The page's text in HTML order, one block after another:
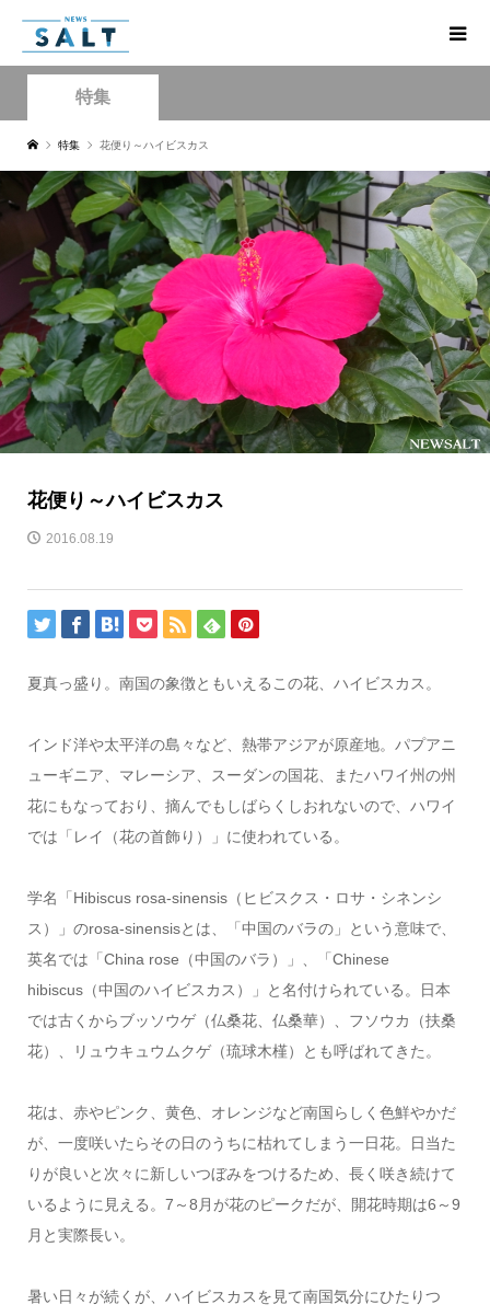
特集
特集 花便り～ハイビスカス
花便り～ハイビスカス
2016.08.19
夏真っ盛り。南国の象徴ともいえるこの花、ハイビスカス。
インド洋や太平洋の島々など、熱帯アジアが原産地。パプアニ
ューギニア、マレーシア、スーダンの国花、またハワイ州の州
花にもなっており、摘んでもしばらくしおれないので、ハワイ
では「レイ（花の首飾り）」に使われている。
学名「Hibiscus rosa-sinensis（ヒビスクス・ロサ・シネンシ
ス）」のrosa-sinensisとは、「中国のバラの」という意味で、
英名では「China rose（中国のバラ）」、「Chinese
hibiscus（中国のハイビスカス）」と名付けられている。日本
では古くからブッソウゲ（仏桑花、仏桑華）、フソウカ（扶桑
花）、リュウキュウムクゲ（琉球木槿）とも呼ばれてきた。
花は、赤やピンク、黄色、オレンジなど南国らしく色鮮やかだ
が、一度咲いたらその日のうちに枯れてしまう一日花。日当た
りが良いと次々に新しいつぼみをつけるため、長く咲き続けて
いるように見える。7～8月が花のピークだが、開花時期は6～9
月と実際長い。
暑い日々が続くが、ハイビスカスを見て南国気分にひたりつ